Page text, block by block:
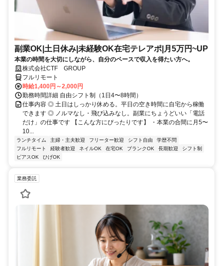
副業OK|土日休み|未経験OK在宅テレアポ|月5万円~UP
本業の時間を大切にしながら、自分のペースで収入を得たい方へ。
株式会社CTF GROUP
フルリモート
時給1,400円～2,000円
勤務時間詳細 自由シフト制（1日4〜8時間）
仕事内容 ◎ 土日はしっかり休める。平日の空き時間に自宅から稼働
できます ◎ ノルマなし・飛び込みなし。副業にちょうどいい「電話
だけ」の仕事です 【こんな方にぴったりです】 ・本業の合間に月5〜
10...
ランチタイム 主婦・主夫歓迎 フリーター歓迎 シフト自由
学歴不問
フルリモート
経験者歓迎 ネイルOK 在宅OK ブランクOK 長期歓迎
シフト制
ピアスOK
ひげOK
業務委託